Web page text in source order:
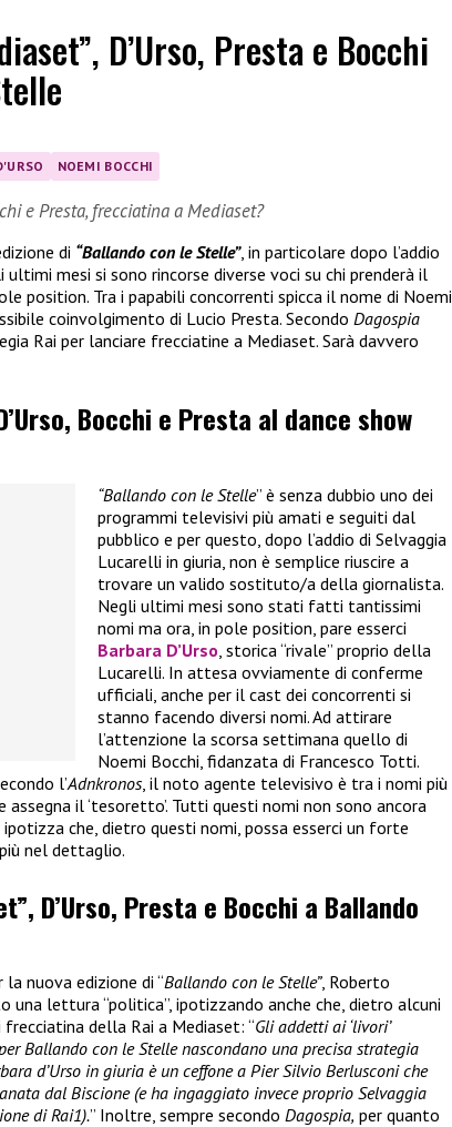
D’Urso, Presta e Bocchi
NOEMI BOCCHI
e Presta, frecciatina a Mediaset?
di “Ballando con le Stelle”, in particolare dopo l’addio
ultimi mesi si sono rincorse diverse voci su chi prenderà il
position. Tra i papabili concorrenti spicca il nome di Noemi
coinvolgimento di Lucio Presta. Secondo Dagospia
Rai per lanciare frecciatine a Mediaset. Sarà davvero
Bocchi e Presta al dance show
“Ballando con le Stelle” è senza dubbio uno dei
programmi televisivi più amati e seguiti dal
pubblico e per questo, dopo l’addio di Selvaggia
Lucarelli in giuria, non è semplice riuscire a
trovare un valido sostituto/a della giornalista.
Negli ultimi mesi sono stati fatti tantissimi
nomi ma ora, in pole position, pare esserci
Barbara D’Urso, storica “rivale” proprio della
Lucarelli. In attesa ovviamente di conferme
ufficiali, anche per il cast dei concorrenti si
stanno facendo diversi nomi. Ad attirare
l’attenzione la scorsa settimana quello di
Noemi Bocchi, fidanzata di Francesco Totti.
l’Adnkronos, il noto agente televisivo è tra i nomi più
assegna il ‘tesoretto’. Tutti questi nomi non sono ancora
ipotizza che, dietro questi nomi, possa esserci un forte
nel dettaglio.
D’Urso, Presta e Bocchi a Ballando
nuova edizione di “Ballando con le Stelle”, Roberto
una lettura “politica”, ipotizzando anche che, dietro alcuni
della Rai a Mediaset: “Gli addetti ai ‘livori’
Ballando con le Stelle nascondano una precisa strategia
d’Urso in giuria è un ceffone a Pier Silvio Berlusconi che
dal Biscione (e ha ingaggiato invece proprio Selvaggia
di Rai1).” Inoltre, sempre secondo Dagospia, per quanto